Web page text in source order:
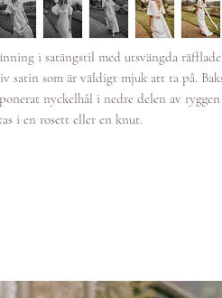
i satängstil med utsvängda
satin som är väldigt mjuk att ta på.
nyckelhål i nedre delen av
i en rosett eller en knut.